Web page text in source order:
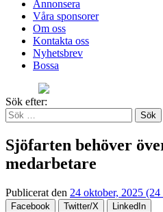
Annonsera
Våra sponsorer
Om oss
Kontakta oss
Nyhetsbrev
Bossa
Sök efter:
Sjöfarten behöver
medarbetare
Publicerat den 24 oktober, 2025 (24
Facebook Twitter/X LinkedIn